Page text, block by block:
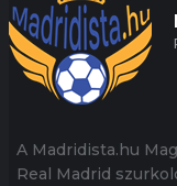
A Madridista.hu
Real Madrid